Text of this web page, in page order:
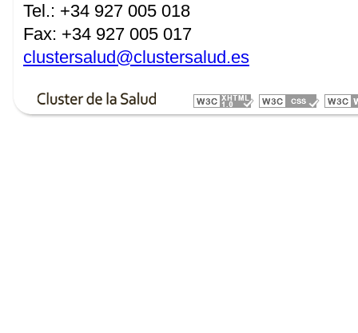
Tel.: +34 927 005 018
Fax: +34 927 005 017
clustersalud@clustersalud.es